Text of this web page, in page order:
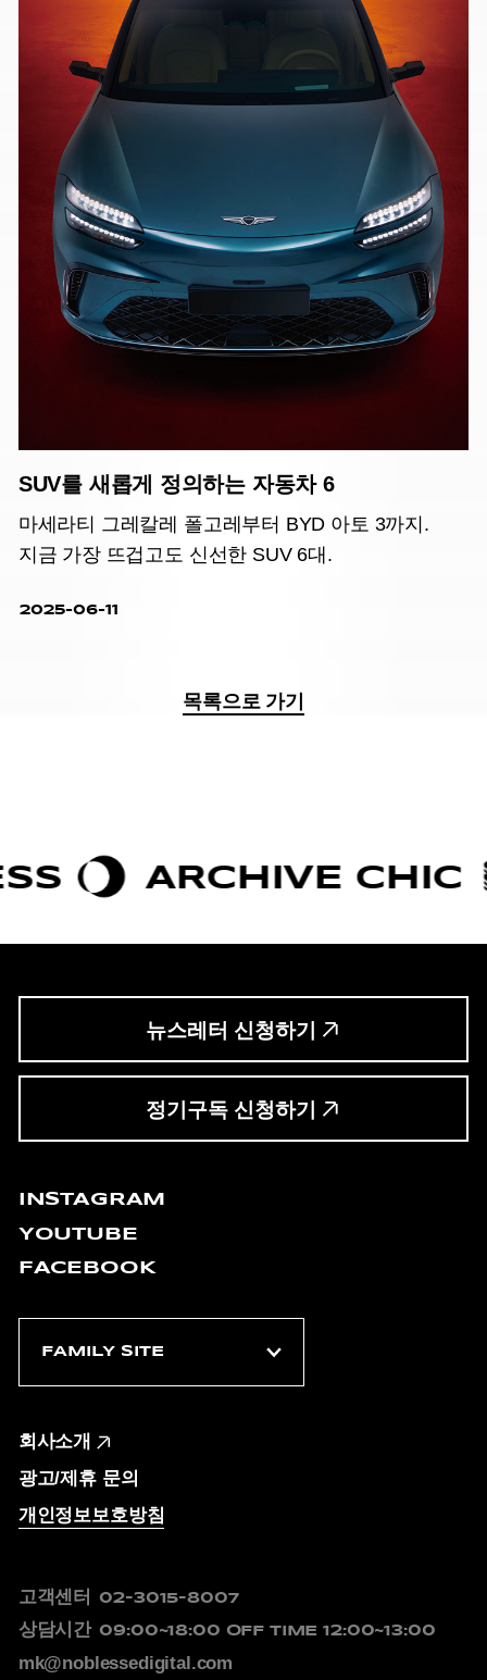
SUV를 새롭게 정의하는 자동차 6
마세라티 그레칼레 폴고레부터 BYD 아토 3까지.
지금 가장 뜨겁고도 신선한 SUV 6대.
2025-06-11
목록으로 가기
CHIC
뉴스레터 신청하기
정기구독 신청하기
INSTAGRAM
YOUTUBE
FACEBOOK
회사소개
광고/제휴 문의
개인정보보호방침
고객센터 02-3015-8007
상담시간 09:00~18:00 OFF TIME 12:00~13:00
mk@noblessedigital.com